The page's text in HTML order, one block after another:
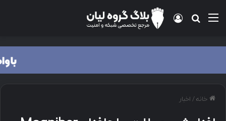
منو جستجو برای
ورود
خانه/ اخبار